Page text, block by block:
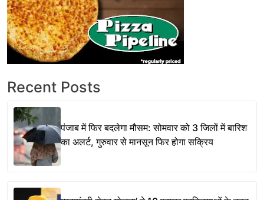
Recent Posts
पंजाब में फिर बदलेगा मौसम: सोमवार को 3 जिलों में बारिश
का अलर्ट, गुरुवार से मानसून फिर होगा सक्रिय